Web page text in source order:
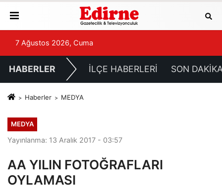
7 Ağustos 2026, Cuma
HABERLER İLÇE HABERLERİ SON
Haberler MEDYA
MEDYA
Yayınlanma: 13 Aralık 2017 - 03:57
AA YILIN FOTOĞRAFLARI
OYLAMASI